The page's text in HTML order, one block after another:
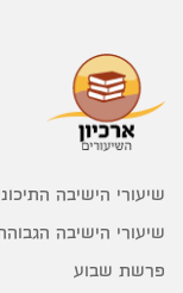
שיעורי הישיבה
שיעורי הישיבה
פרשת שבוע